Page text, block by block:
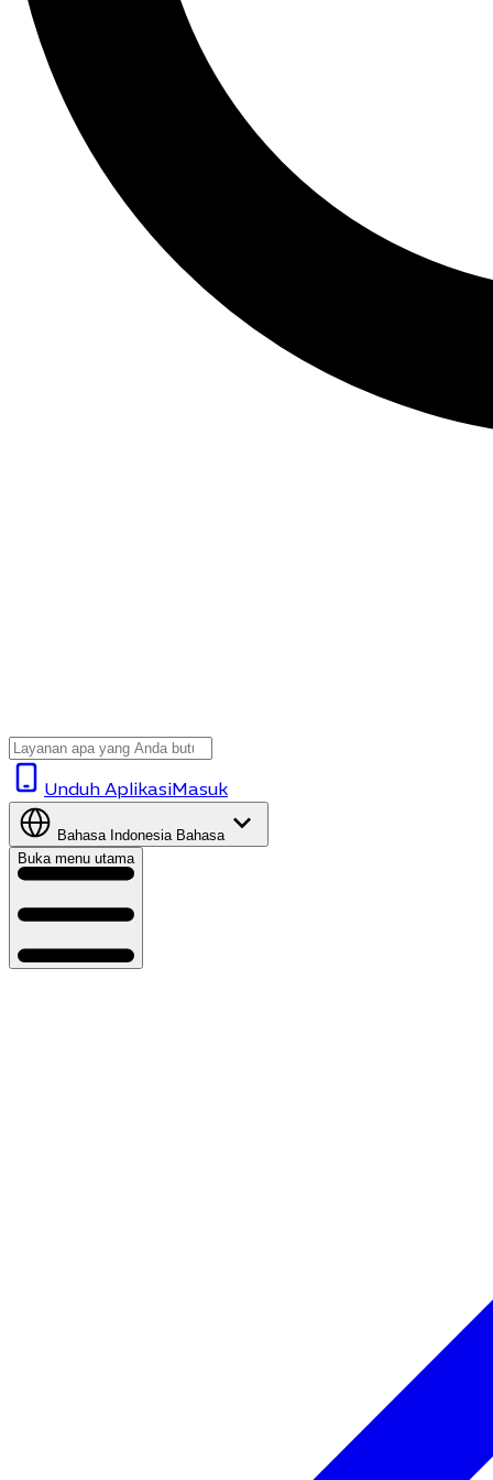
Unduh AplikasiMasuk
Bahasa Indonesia Bahasa
Buka menu utama